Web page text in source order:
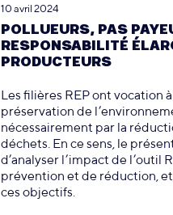
10 avril 2024
POLLUEURS, PAS
RESPONSABILITÉ
PRODUCTEURS
Les filières REP ont vocation
préservation de
nécessairement par la
déchets. En ce sens, le
d’analyser l’impact de l’outil
prévention et de réduction,
ces objectifs.